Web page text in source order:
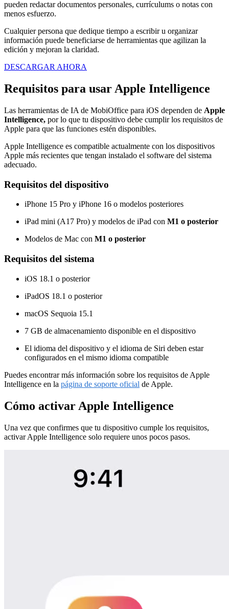
pueden redactar documentos personales, currículums o notas con
menos esfuerzo.
Cualquier persona que dedique tiempo a escribir u organizar
información puede beneficiarse de herramientas que agilizan la
edición y mejoran la claridad.
DESCARGAR AHORA
Requisitos para usar Apple Intelligence
Las herramientas de IA de MobiOffice para iOS dependen de Apple
Intelligence, por lo que tu dispositivo debe cumplir los requisitos de
Apple para que las funciones estén disponibles.
Apple Intelligence es compatible actualmente con los dispositivos
Apple más recientes que tengan instalado el software del sistema
adecuado.
Requisitos del dispositivo
iPhone 15 Pro y iPhone 16 o modelos posteriores
iPad mini (A17 Pro) y modelos de iPad con M1 o posterior
Modelos de Mac con M1 o posterior
Requisitos del sistema
iOS 18.1 o posterior
iPadOS 18.1 o posterior
macOS Sequoia 15.1
7 GB de almacenamiento disponible en el dispositivo
El idioma del dispositivo y el idioma de Siri deben estar
configurados en el mismo idioma compatible
Puedes encontrar más información sobre los requisitos de Apple
Intelligence en la página de soporte oficial de Apple.
Cómo activar Apple Intelligence
Una vez que confirmes que tu dispositivo cumple los requisitos,
activar Apple Intelligence solo requiere unos pocos pasos.